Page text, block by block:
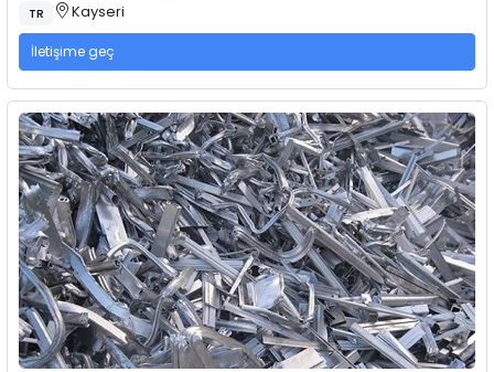
TR Kayseri
İletişime geç